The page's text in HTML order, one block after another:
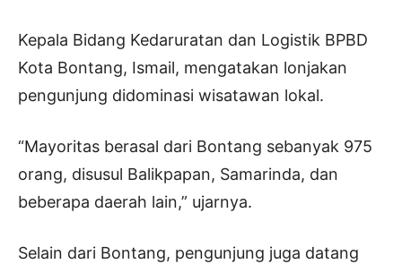
Kepala Bidang Kedaruratan dan Logistik BPBD
Kota Bontang, Ismail, mengatakan lonjakan
pengunjung didominasi wisatawan lokal.
“Mayoritas berasal dari Bontang sebanyak 975
orang, disusul Balikpapan, Samarinda, dan
beberapa daerah lain,” ujarnya.
Selain dari Bontang, pengunjung juga datang